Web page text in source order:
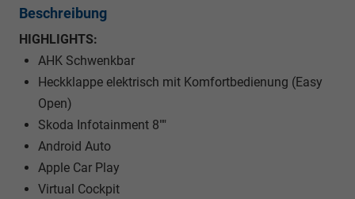
Beschreibung
HIGHLIGHTS:
AHK Schwenkbar
Heckklappe elektrisch mit Komfortbedienung (Easy
Open)
Skoda Infotainment 8""
Android Auto
Apple Car Play
Virtual Cockpit